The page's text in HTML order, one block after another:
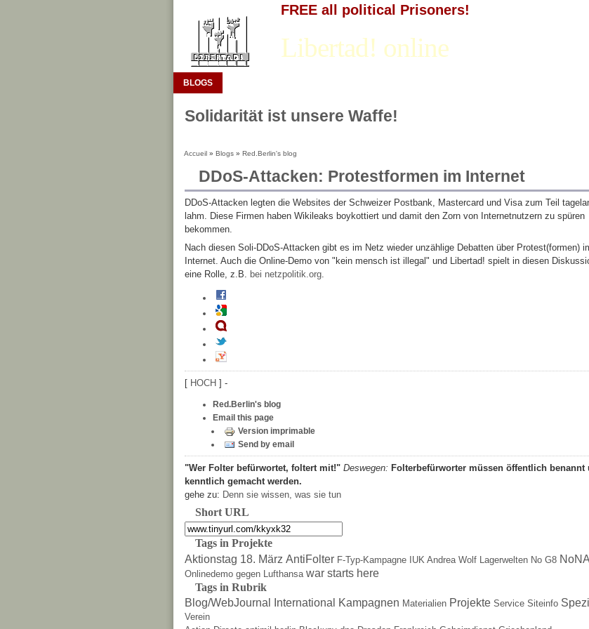
FREE all political Prisoners!
Libertad! online
BLOGS
Solidarität ist unsere Waffe!
Accueil » Blogs » Red.Berlin's blog
DDoS-Attacken: Protestformen im Internet
DDoS-Attacken legten die Websites der Schweizer Postbank, Mastercard und Visa zum Teil
lahm. Diese Firmen haben Wikileaks boykottiert und damit den Zorn von Internetnutzern zu spüren
bekommen.
Nach diesen Soli-DDoS-Attacken gibt es im Netz wieder unzählige Debatten über Protest(formen)
Internet. Auch die Online-Demo von "kein mensch ist illegal" und Libertad! spielt in diesen
eine Rolle, z.B. bei netzpolitik.org.
[ HOCH ] -
Red.Berlin's blog
Email this page
Version imprimable
Send by email
"Wer Folter befürwortet, foltert mit!" Deswegen: Folterbefürworter müssen öffentlich benannt
kenntlich gemacht werden.
gehe zu: Denn sie wissen, was sie tun
Short URL
Tags in Projekte
Aktionstag 18. März AntiFolter F-Typ-Kampagne IUK Andrea Wolf Lagerwelten No G8
Onlinedemo gegen Lufthansa war starts here
Tags in Rubrik
Blog/WebJournal International Kampagnen Materialien Projekte Service Siteinfo
Verein